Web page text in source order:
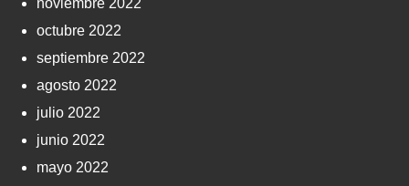
noviembre 2022
octubre 2022
septiembre 2022
agosto 2022
julio 2022
junio 2022
mayo 2022